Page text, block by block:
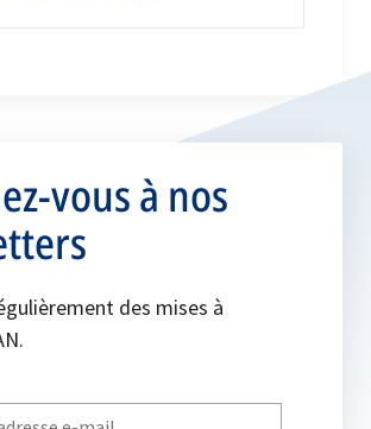
vous à nos
des mises à